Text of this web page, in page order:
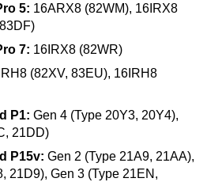
5: 16ARX8 (82WM), 16IRX8
7: 16IRX8 (82WR)
(82XV, 83EU), 16IRH8
P1: Gen 4 (Type 20Y3, 20Y4),
21DD)
P15v: Gen 2 (Type 21A9, 21AA),
21D9), Gen 3 (Type 21EN,